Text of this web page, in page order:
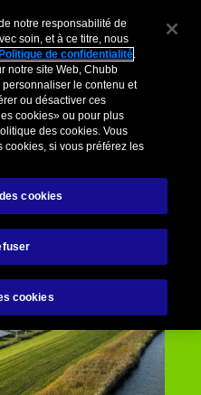
notre responsabilité de
soin, et à ce titre, nous
Politique de confidentialité.
notre site Web, Chubb
le contenu et
ou désactiver ces
cookies» ou pour plus
des cookies. Vous
cookies, si vous préférez les
cookies
cookies